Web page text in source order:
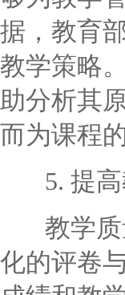
据，教育
教学策略
助分析其
而为课程
5. 提高
教学质
化的评卷